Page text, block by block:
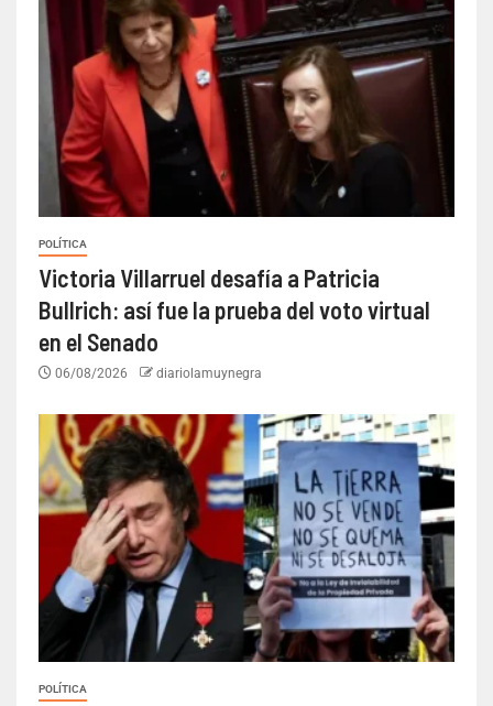
POLÍTICA
Victoria Villarruel desafía a Patricia
Bullrich: así fue la prueba del voto virtual
en el Senado
06/08/2026 diariolamuynegra
POLÍTICA